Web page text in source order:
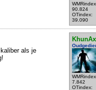
90.824
OTindex:
39.090
7.842
OTindex:
als je